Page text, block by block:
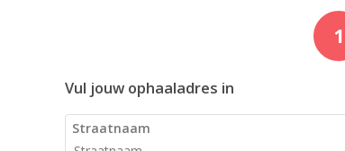
1
Vul jouw ophaaladres in
Straatnaam